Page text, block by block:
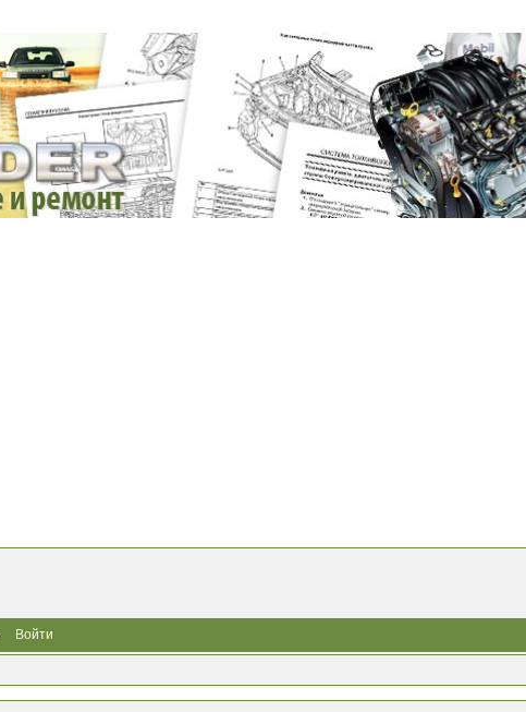
Войти